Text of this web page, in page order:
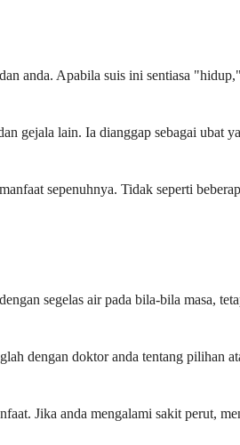
anda. Apabila suis ini sentiasa
gejala lain. Ia dianggap sebagai ubat
sepenuhnya. Tidak seperti
segelas air pada bila-bila masa,
dengan doktor anda tentang pilihan
Jika anda mengalami sakit perut,